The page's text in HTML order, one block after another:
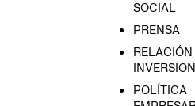
SOCIAL
PRENSA
POLÍTICA